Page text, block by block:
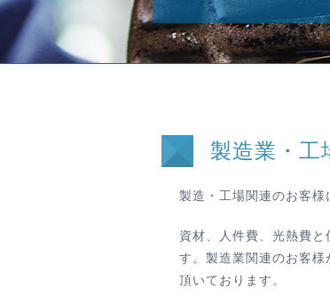
製造業・
製造・工場関連のお客様
資材、人件費、光熱費
す。製造業関連のお客
頂いております。